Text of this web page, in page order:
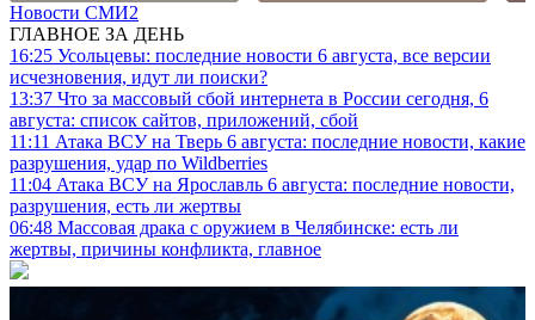
Новости СМИ2
ГЛАВНОЕ ЗА ДЕНЬ
16:25 Усольцевы: последние новости 6 августа, все версии
исчезновения, идут ли поиски?
13:37 Что за массовый сбой интернета в России сегодня, 6
августа: список сайтов, приложений, сбой
11:11 Атака ВСУ на Тверь 6 августа: последние новости, какие
разрушения, удар по Wildberries
11:04 Атака ВСУ на Ярославль 6 августа: последние новости,
разрушения, есть ли жертвы
06:48 Массовая драка с оружием в Челябинске: есть ли
жертвы, причины конфликта, главное